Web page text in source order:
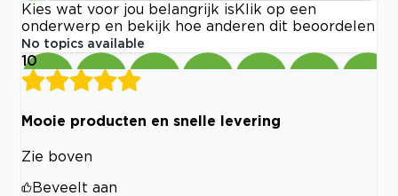
Kies wat voor jou belangrijk is Klik op een
onderwerp en bekijk hoe anderen dit beoordelen
No topics available
10
Mooie producten en snelle levering
Zie boven
Beveelt aan